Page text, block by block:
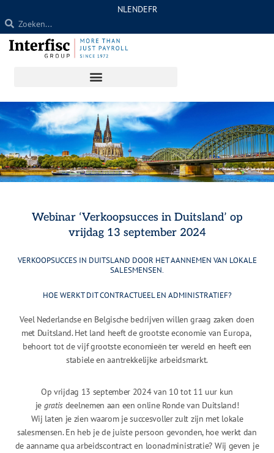
Ga
naar
NLENDEFR
Webinar ‘Verkoopsucces in Duitsland’ op
vrijdag 13 september 2024
VERKOOPSUCCES IN DUITSLAND DOOR HET AANNEMEN VAN LOKALE
SALESMENSEN.
HOE WERKT DIT CONTRACTUEEL EN ADMINISTRATIEF?
Veel Nederlandse en Belgische bedrijven willen graag zaken doen
met Duitsland. Het land heeft de grootste economie van Europa,
behoort tot de vijf grootste economieën ter wereld en heeft een
stabiele en aantrekkelijke arbeidsmarkt.
Op vrijdag 13 september 2024 van 10 tot 11 uur kun
je gratis deelnemen aan een online Ronde van Duitsland!
Wij laten je zien waarom je succesvoller zult zijn met lokale
salesmensen. En heb je de juiste persoon gevonden, hoe werkt dan
de aanname qua arbeidscontract en loonadministratie? Wij geven je